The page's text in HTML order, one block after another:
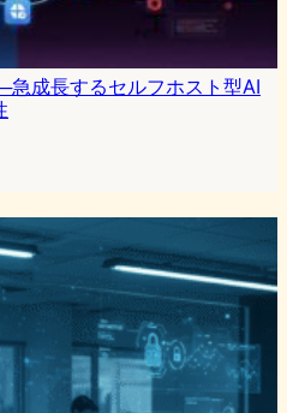
成長するセルフホスト型AI